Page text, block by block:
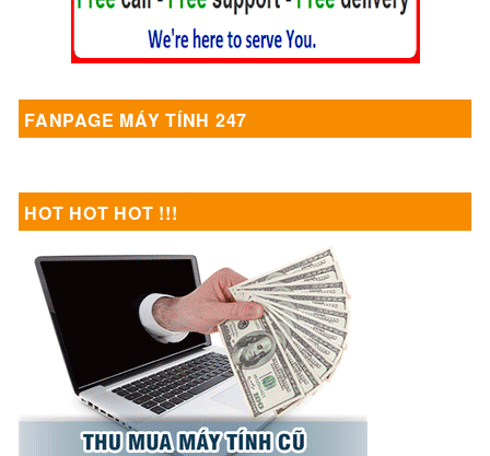
FANPAGE MÁY TÍNH 247
HOT HOT HOT !!!